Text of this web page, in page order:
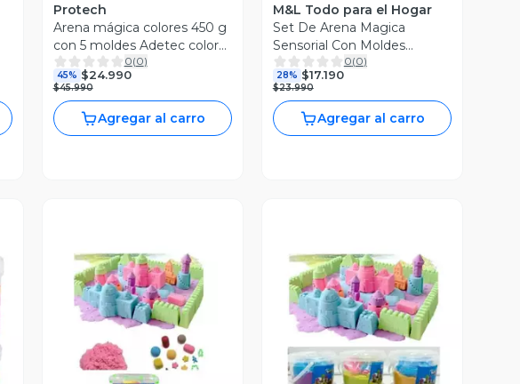
Protech
Arena mágica colores 450 g
con 5 moldes Adetec color
verde
0(0)
45% $24.990
$45.990
Agregar al carro
M&L Todo para el Hogar
Set De Arena Magica
Sensorial Con Moldes
Marinos Y Maletin
0(0)
28% $17.190
$23.990
Agregar al carro
Vista Previa Vista Previa